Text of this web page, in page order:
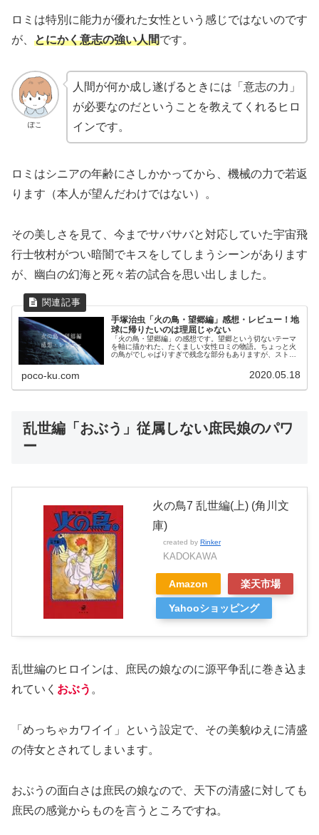
ロミは特別に能力が優れた女性という感じではないのです
が、 とにかく意志の強い人間です。
ぽこ
人間が何か成し遂げるときには「意志の力」
が必要なのだということを教えてくれるヒロ
インです。
ロミはシニアの年齢にさしかかってから、機械の力で若返
ります（本人が望んだわけではない）。
その美しさを見て、今までサバサバと対応していた宇宙飛
行士牧村がつい暗闇でキスをしてしまうシーンがあります
が、幽白の幻海と死々若の試合を思い出しました。
手塚治虫「火の鳥・望郷編」感想・レビュー！地
球に帰りたいのは理屈じゃない
「火の鳥・望郷編」の感想です。望郷という切ないテーマ
を軸に描かれた、たくましい女性ロミの物語。ちょっと火
の鳥がでしゃばりすぎで残念な部分もありますが、ストー
poco-ku.com 2020.05.18
乱世編「おぶう」従属しない庶民娘のパワ
ー
火の鳥7 乱世編(上) (角川文
庫)
created by Rinker
KADOKAWA
Amazon 楽天市場
Yahooショッピング
乱世編のヒロインは、庶民の娘なのに源平争乱に巻き込ま
れていく おぶう 。
「めっちゃカワイイ」という設定で、その美貌ゆえに清盛
の侍女とされてしまいます。
おぶうの面白さは庶民の娘なので、天下の清盛に対しても
庶民の感覚からものを言うところですね。